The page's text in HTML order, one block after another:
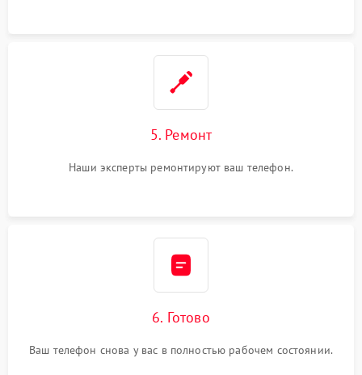
5. Ремонт
Наши эксперты ремонтируют ваш телефон.
6. Готово
Ваш телефон снова у вас в полностью рабочем состоянии.